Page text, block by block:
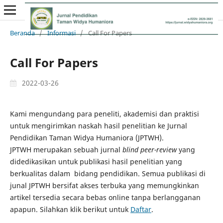
Beranda / Informasi / Call For Papers
Call For Papers
2022-03-26
Kami mengundang para peneliti, akademisi dan praktisi
untuk mengirimkan naskah hasil penelitian ke Jurnal
Pendidikan Taman Widya Humaniora (JPTWH).
JPTWH merupakan sebuah jurnal blind peer-reviewyang
didedikasikan untuk publikasi hasil penelitian yang
berkualitas dalam bidang pendidikan. Semua publikasi di
junal JPTWH bersifat akses terbuka yang memungkinkan
artikel tersedia secara bebas online tanpa berlangganan
apapun. Silahkan klik berikut untuk Daftar.